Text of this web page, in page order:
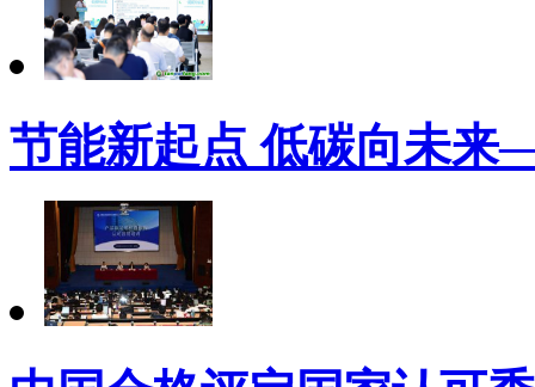
节能新起点 低碳向未